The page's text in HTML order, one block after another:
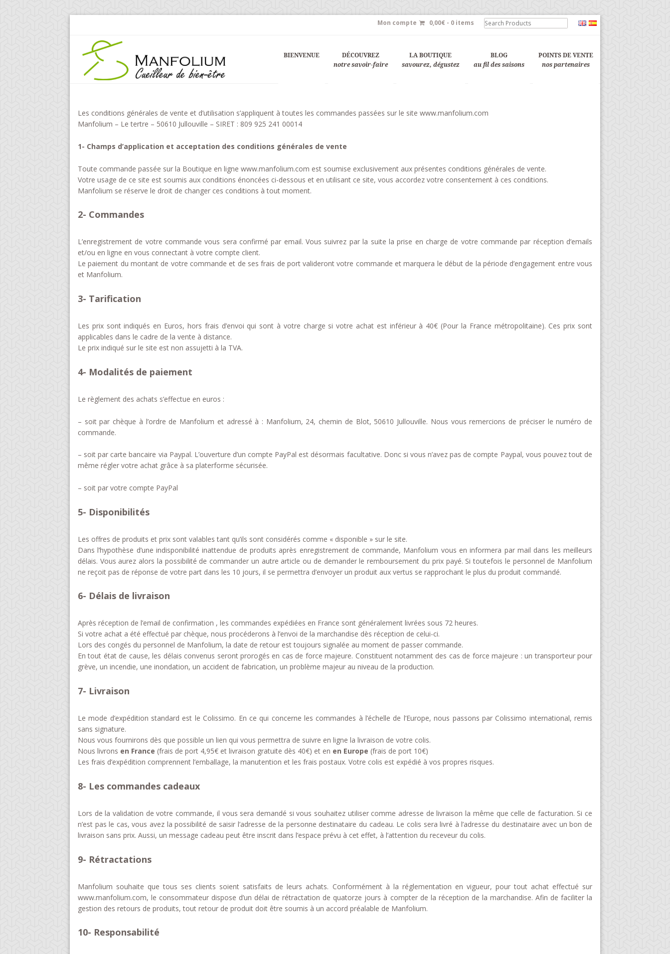
Mon compte 0,00€ - 0 items
BIENVENUE
DÉCOUVREZ
notre savoir-faire
LA BOUTIQUE
savourez, dégustez
BLOG
au fil des saisons
POINTS DE VENTE
nos partenaires
Les conditions générales de vente et d’utilisation s’appliquent à toutes les commandes passées sur le site www.manfolium.com
Manfolium – Le tertre – 50610 Jullouville – SIRET : 809 925 241 00014
1- Champs d’application et acceptation des conditions générales de vente
Toute commande passée sur la Boutique en ligne www.manfolium.com est soumise exclusivement aux présentes conditions générales de vente.
Votre usage de ce site est soumis aux conditions énoncées ci-dessous et en utilisant ce site, vous accordez votre consentement à ces conditions.
Manfolium se réserve le droit de changer ces conditions à tout moment.
2- Commandes
L’enregistrement de votre commande vous sera confirmé par email. Vous suivrez par la suite la prise en charge de votre commande par réception d’emails
et/ou en ligne en vous connectant à votre compte client.
Le paiement du montant de votre commande et de ses frais de port valideront votre commande et marquera le début de la période d’engagement entre vous
et Manfolium.
3- Tarification
Les prix sont indiqués en Euros, hors frais d’envoi qui sont à votre charge si votre achat est inférieur à 40€ (Pour la France métropolitaine). Ces prix sont
applicables dans le cadre de la vente à distance.
Le prix indiqué sur le site est non assujetti à la TVA.
4- Modalités de paiement
Le règlement des achats s’effectue en euros :
– soit par chèque à l’ordre de Manfolium et adressé à : Manfolium, 24, chemin de Blot, 50610 Jullouville. Nous vous remercions de préciser le numéro de
commande.
– soit par carte bancaire via Paypal. L’ouverture d’un compte PayPal est désormais facultative. Donc si vous n’avez pas de compte Paypal, vous pouvez tout de
même régler votre achat grâce à sa platerforme sécurisée.
– soit par votre compte PayPal
5- Disponibilités
Les offres de produits et prix sont valables tant qu’ils sont considérés comme « disponible » sur le site.
Dans l’hypothèse d’une indisponibilité inattendue de produits après enregistrement de commande, Manfolium vous en informera par mail dans les meilleurs
délais. Vous aurez alors la possibilité de commander un autre article ou de demander le remboursement du prix payé. Si toutefois le personnel de Manfolium
ne reçoit pas de réponse de votre part dans les 10 jours, il se permettra d’envoyer un produit aux vertus se rapprochant le plus du produit commandé.
6- Délais de livraison
Après réception de l’email de confirmation , les commandes expédiées en France sont généralement livrées sous 72 heures.
Si votre achat a été effectué par chèque, nous procéderons à l’envoi de la marchandise dès réception de celui-ci.
Lors des congés du personnel de Manfolium, la date de retour est toujours signalée au moment de passer commande.
En tout état de cause, les délais convenus seront prorogés en cas de force majeure. Constituent notamment des cas de force majeure : un transporteur pour
grève, un incendie, une inondation, un accident de fabrication, un problème majeur au niveau de la production.
7- Livraison
Le mode d’expédition standard est le Colissimo. En ce qui concerne les commandes à l’échelle de l’Europe, nous passons par Colissimo international, remis
sans signature.
Nous vous fournirons dès que possible un lien qui vous permettra de suivre en ligne la livraison de votre colis.
Nous livrons en France (frais de port 4,95€ et livraison gratuite dès 40€) et en en Europe (frais de port 10€)
Les frais d’expédition comprennent l’emballage, la manutention et les frais postaux. Votre colis est expédié à vos propres risques.
8- Les commandes cadeaux
Lors de la validation de votre commande, il vous sera demandé si vous souhaitez utiliser comme adresse de livraison la même que celle de facturation. Si ce
n’est pas le cas, vous avez la possibilité de saisir l’adresse de la personne destinataire du cadeau. Le colis sera livré à l’adresse du destinataire avec un bon de
livraison sans prix. Aussi, un message cadeau peut être inscrit dans l’espace prévu à cet effet, à l’attention du receveur du colis.
9- Rétractations
Manfolium souhaite que tous ses clients soient satisfaits de leurs achats. Conformément à la réglementation en vigueur, pour tout achat effectué sur
www.manfolium.com, le consommateur dispose d’un délai de rétractation de quatorze jours à compter de la réception de la marchandise. Afin de faciliter la
gestion des retours de produits, tout retour de produit doit être soumis à un accord préalable de Manfolium.
10- Responsabilité